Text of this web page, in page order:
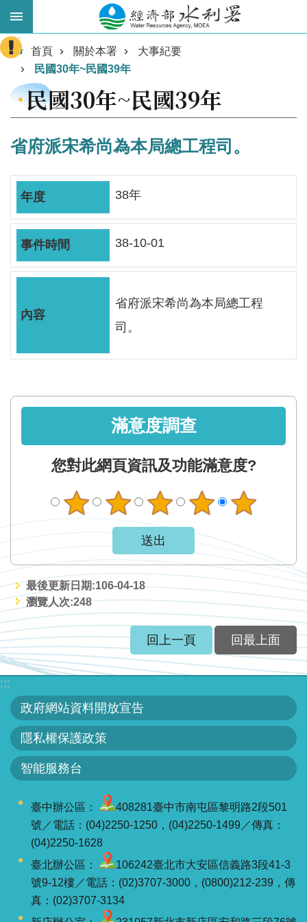
跳到主要內容區塊
進
階
搜
尋
務
軸
新
民
服
務
資
訊
服
務
關
本
署
網
站
首
意
:::
首頁 關於本署
大事紀要
民國30年~民國39年
民國30年~民國39年
省府派宋希尚為本局總工程司。
38年
38-10-01
省府派宋希尚為本局總工程
司。
滿意度調查
您對此網頁資訊及功能滿意度?
最後更新日期:106-04-18
瀏覽人次:248
回上一頁 回最上面
:::
政府網站資料開放宣告
隱私權保護政策
智能服務台
臺中辦公區：
408281臺中市南屯區黎明路2段501
號／電話：(04)2250-1250，(04)2250-1499／傳真：
(04)2250-1628
臺北辦公區：
106242臺北市大安區信義路3段41-3
號9-12樓／電話：(02)3707-3000，(0800)212-239，傳
真：(02)3707-3134